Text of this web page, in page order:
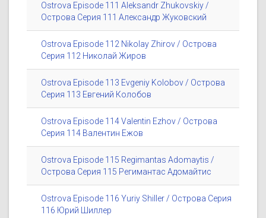
Ostrova Episode 111 Aleksandr Zhukovskiy /
Острова Серия 111 Александр Жуковский
Ostrova Episode 112 Nikolay Zhirov / Острова
Серия 112 Николай Жиров
Ostrova Episode 113 Evgeniy Kolobov / Острова
Серия 113 Евгений Колобов
Ostrova Episode 114 Valentin Ezhov / Острова
Серия 114 Валентин Ежов
Ostrova Episode 115 Regimantas Adomaytis /
Острова Серия 115 Регимантас Адомайтис
Ostrova Episode 116 Yuriy Shiller / Острова Серия
116 Юрий Шиллер